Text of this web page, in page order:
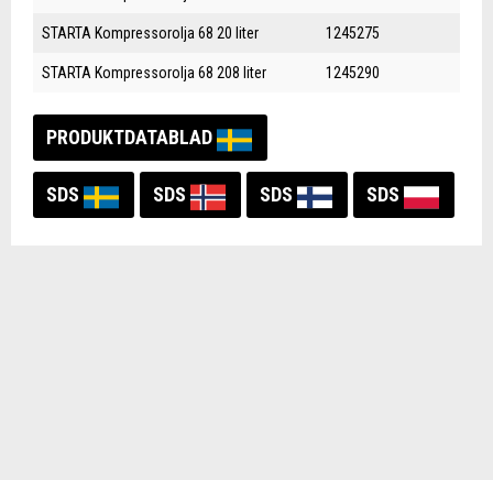
STARTA Kompressorolja 68 20 liter 1245275
STARTA Kompressorolja 68 208 liter 1245290
PRODUKTDATABLAD
SDS SDS SDS SDS